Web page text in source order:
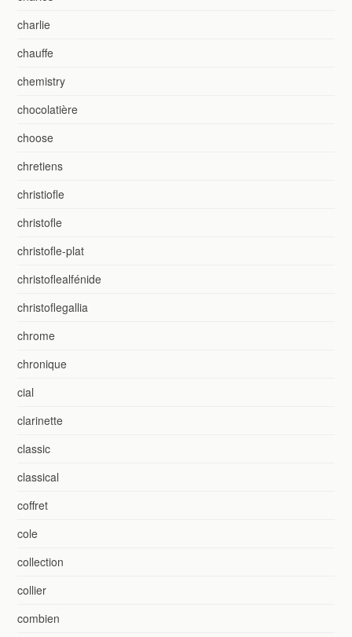
charlie
chauffe
chemistry
chocolatière
choose
chretiens
christiofle
christofle
christofle-plat
christoflealfénide
christoflegallia
chrome
chronique
cial
clarinette
classic
classical
coffret
cole
collection
collier
combien